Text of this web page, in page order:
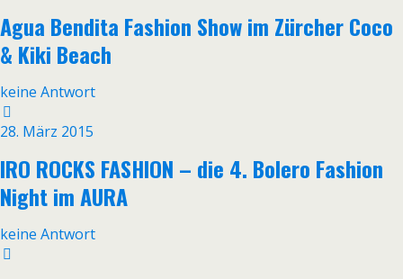
Agua Bendita Fashion Show im Zürcher Coco
& Kiki Beach
keine Antwort
28. März 2015
IRO ROCKS FASHION – die 4. Bolero Fashion
Night im AURA
keine Antwort